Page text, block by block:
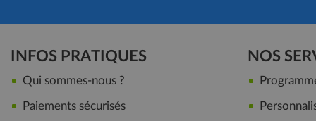
INFOS PRATIQUES
Qui sommes-nous ?
Paiements sécurisés
NOS